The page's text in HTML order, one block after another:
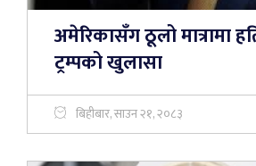
अमेरिकासँग ठूलो मात्रामा
ट्रम्पको खुलासा
बिहीबार, साउन २१, २०८३